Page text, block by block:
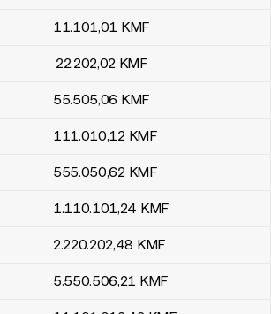
11.101,01 KMF
22.202,02 KMF
55.505,06 KMF
111.010,12 KMF
555.050,62 KMF
1.110.101,24 KMF
2.220.202,48 KMF
5.550.506,21 KMF